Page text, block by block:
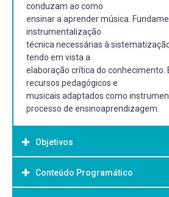
conduzam ao como
ensinar a aprender música.
instrumentalização
técnica necessárias à
tendo em vista a
elaboração crítica do conhecimento.
recursos pedagógicos e
musicais adaptados como
processo de ensinoaprendizagem.
Objetivos
Objetivo Geral:
Conteúdo Programático